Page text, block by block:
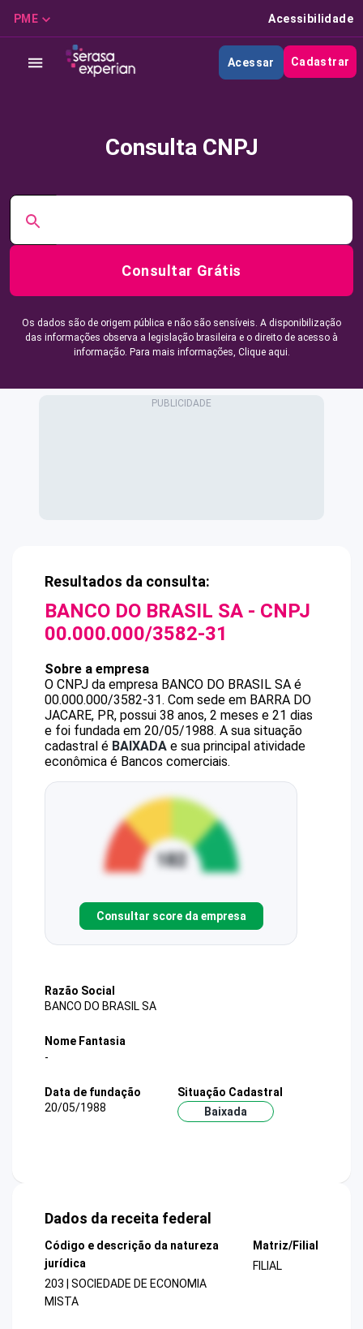
PME Acessibilidade
Acessar Cadastrar
Consulta CNPJ
Consultar Grátis
Os dados são de origem pública e não são sensíveis. A disponibilização
das informações observa a legislação brasileira e o direito de acesso à
informação. Para mais informações, Clique aqui.
Resultados da consulta:
BANCO DO BRASIL SA - CNPJ
00.000.000/3582-31
Sobre a empresa
O CNPJ da empresa BANCO DO BRASIL SA é
00.000.000/3582-31. Com sede em BARRA DO
JACARE, PR, possui 38 anos, 2 meses e 21 dias
e foi fundada em 20/05/1988. A sua situação
cadastral é BAIXADA e sua principal atividade
econômica é Bancos comerciais.
Consultar score da empresa
Razão Social
BANCO DO BRASIL SA
Nome Fantasia
-
Data de fundação
20/05/1988
Situação Cadastral
Baixada
Dados da receita federal
Código e descrição da natureza
jurídica
203 | SOCIEDADE DE ECONOMIA
MISTA
Matriz/Filial
FILIAL